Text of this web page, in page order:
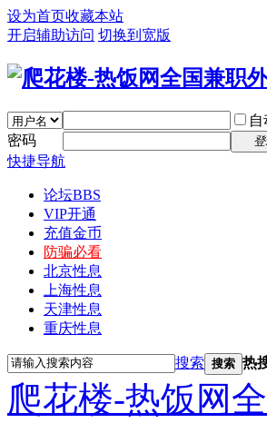
设为首页收藏本站
开启辅助访问 切换到宽版
密码
快捷导航
论坛BBS
VIP开通
充值金币
防骗必看
北京性息
上海性息
天津性息
重庆性息
搜索 搜索 热
爬花楼-热饭网